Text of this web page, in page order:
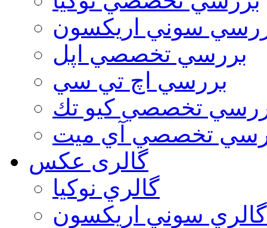
سوني اريكسون
بررسي تخصصي اپل
بررسي اچ تي سي
تخصصي كيو تك
تخصصي آي ميت
گالری عکس
گالري نوكيا
گالري سوني اريكسون